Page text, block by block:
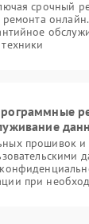
срочный
ремонта
прошивок и
при